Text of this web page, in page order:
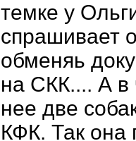
темке у
спрашивает
обменяь
на СКК.... А в
нее две
КФК. Так она